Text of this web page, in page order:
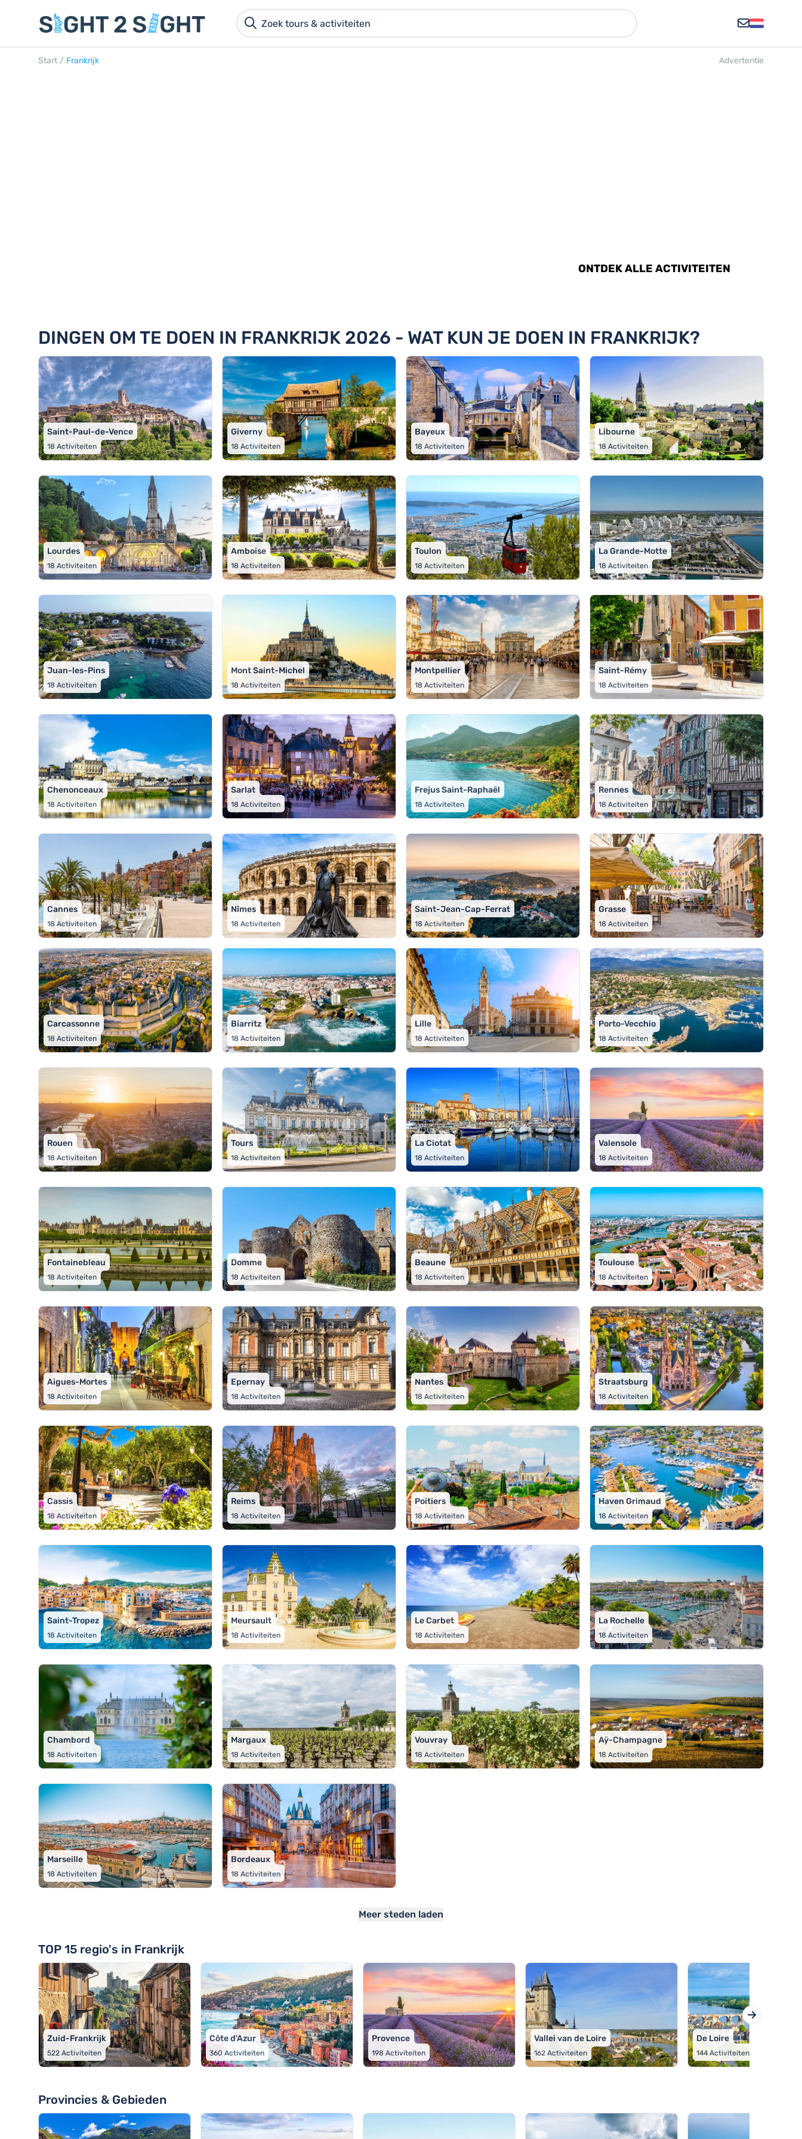
Start / Frankrijk Advertentie
ONTDEK ALLE ACTIVITEITEN
DINGEN OM TE DOEN IN FRANKRIJK 2026 - WAT KUN JE DOEN IN FRANKRIJK?
Saint-Paul-de-Vence
18 Activiteiten
Giverny
18 Activiteiten
Bayeux
18 Activiteiten
Libourne
18 Activiteiten
Lourdes
18 Activiteiten
Amboise
18 Activiteiten
Toulon
18 Activiteiten
La Grande-Motte
18 Activiteiten
Juan-les-Pins
18 Activiteiten
Mont Saint-Michel
18 Activiteiten
Montpellier
18 Activiteiten
Saint-Rémy
18 Activiteiten
Chenonceaux
18 Activiteiten
Sarlat
18 Activiteiten
Frejus Saint-Raphaël
18 Activiteiten
Rennes
18 Activiteiten
Cannes
18 Activiteiten
Nîmes
18 Activiteiten
Saint-Jean-Cap-Ferrat
18 Activiteiten
Grasse
18 Activiteiten
Carcassonne
18 Activiteiten
Biarritz
18 Activiteiten
Lille
18 Activiteiten
Porto-Vecchio
18 Activiteiten
Rouen
18 Activiteiten
Tours
18 Activiteiten
La Ciotat
18 Activiteiten
Valensole
18 Activiteiten
Fontainebleau
18 Activiteiten
Domme
18 Activiteiten
Beaune
18 Activiteiten
Toulouse
18 Activiteiten
Aigues-Mortes
18 Activiteiten
Epernay
18 Activiteiten
Nantes
18 Activiteiten
Straatsburg
18 Activiteiten
Cassis
18 Activiteiten
Reims
18 Activiteiten
Poitiers
18 Activiteiten
Haven Grimaud
18 Activiteiten
Saint-Tropez
18 Activiteiten
Meursault
18 Activiteiten
Le Carbet
18 Activiteiten
La Rochelle
18 Activiteiten
Chambord
18 Activiteiten
Margaux
18 Activiteiten
Vouvray
18 Activiteiten
Aÿ-Champagne
18 Activiteiten
Marseille
18 Activiteiten
Bordeaux
18 Activiteiten
Meer steden laden
TOP 15 regio's in Frankrijk
Zuid-Frankrijk
522 Activiteiten
Côte d'Azur
360 Activiteiten
Provence
198 Activiteiten
Vallei van de Loire
162 Activiteiten
De Loire
144 Activiteiten
Provincies & Gebieden